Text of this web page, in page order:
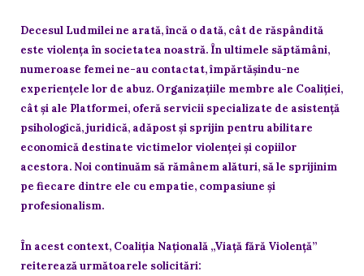
Decesul Ludmilei ne arată, încă o dată, cât de răspândită
este violența în societatea noastră. În ultimele săptămâni,
numeroase femei ne-au contactat, împărtășindu-ne
experiențele lor de abuz. Organizațiile membre ale Coaliției,
cât și ale Platformei, oferă servicii specializate de asistență
psihologică, juridică, adăpost și sprijin pentru abilitare
economică destinate victimelor violenței și copiilor
acestora. Noi continuăm să rămânem alături, să le sprijinim
pe fiecare dintre ele cu empatie, compasiune și
profesionalism.
În acest context, Coaliția Națională „Viață fără Violență”
reiterează următoarele solicitări: